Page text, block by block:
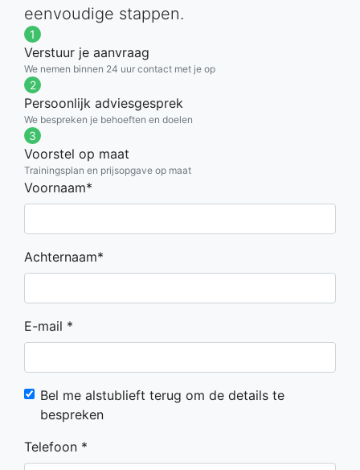
eenvoudige stappen.
1
Verstuur je aanvraag
We nemen binnen 24 uur contact met je op
2
Persoonlijk adviesgesprek
We bespreken je behoeften en doelen
3
Voorstel op maat
Trainingsplan en prijsopgave op maat
If you
are a
this
Voornaam*
Achternaam*
E-mail *
Bel me alstublieft terug om de details te
bespreken
Telefoon *